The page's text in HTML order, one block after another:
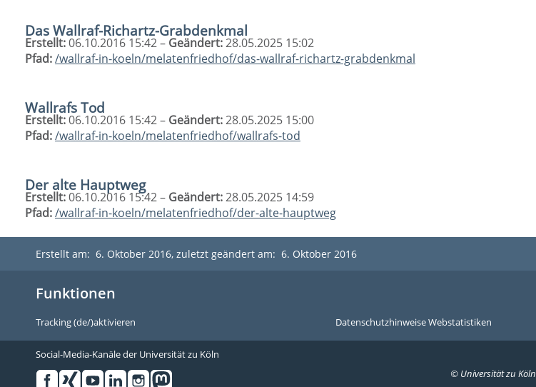
Das Wallraf-Richartz-Grabdenkmal
Erstellt:06.10.2016 15:42 – Geändert:28.05.2025 15:02
Pfad:/wallraf-in-koeln/melatenfriedhof/das-wallraf-richartz-grabdenkmal
Wallrafs Tod
Erstellt:06.10.2016 15:42 – Geändert:28.05.2025 15:00
Pfad:/wallraf-in-koeln/melatenfriedhof/wallrafs-tod
Der alte Hauptweg
Erstellt:06.10.2016 15:42 – Geändert:28.05.2025 14:59
Pfad:/wallraf-in-koeln/melatenfriedhof/der-alte-hauptweg
Erstellt am: 6. Oktober 2016, zuletzt geändert am: 6. Oktober 2016
Funktionen
Tracking (de/)aktivieren Datenschutzhinweise Webstatistiken
Social-Media-Kanäle der Universität zu Köln
© Universität zu Köln